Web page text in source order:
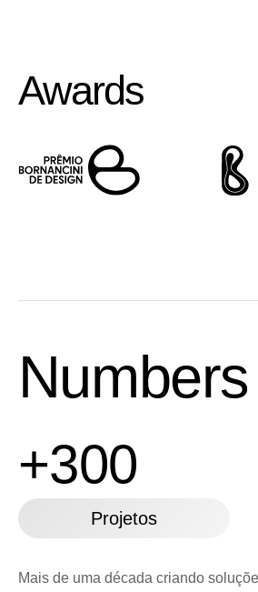
Awards
Numbers
+300
Projetos
Mais de uma década criando